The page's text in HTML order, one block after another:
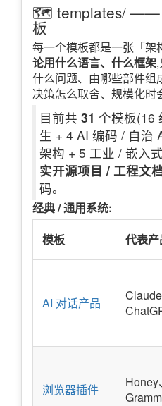
🗺️ templates/ ——
板
每一个模板都是一张「架
论用什么语言、什么框架
什么问题、由哪些部件组
决策怎么取舍、规模化时
目前共 31 个模板(16
生 + 4 AI 编码 / 自治
架构 + 5 工业 / 嵌入
实开源项目 / 工程文
码。
经典 / 通用系统:
模板
代表产
AI 对话产品
Claude
浏览器插件
Honey、